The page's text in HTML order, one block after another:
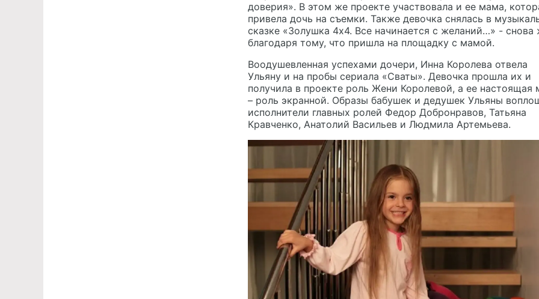
доверия». В этом же проекте участвовала и ее мама,
привела дочь на съемки. Также девочка снялась в
сказке «Золушка 4х4. Все начинается с желаний…» - снова
благодаря тому, что пришла на площадку с мамой.
Воодушевленная успехами дочери, Инна Королева отвела
Ульяну и на пробы сериала «Сваты». Девочка прошла их и
получила в проекте роль Жени Королевой, а ее настоящая
– роль экранной. Образы бабушек и дедушек Ульяны
исполнители главных ролей Федор Добронравов, Татьяна
Кравченко, Анатолий Васильев и Людмила Артемьева.